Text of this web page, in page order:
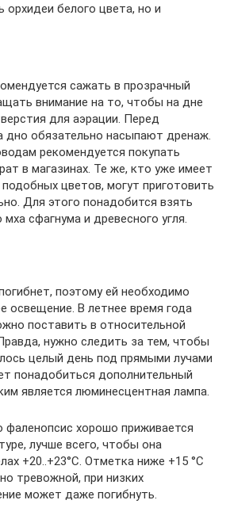
белого цвета, но и
сажать в прозрачный
внимание на то, чтобы на дне
для аэрации. Перед
дно обязательно насыпают дренаж.
рекомендуется покупать
в магазинах. Те же, кто уже имеет
цветов, могут приготовить
Для этого понадобится взять
мха сфагнума и древесного угля.
поэтому ей необходимо
освещение. В летнее время года
поставить в относительной
нужно следить за тем, чтобы
целый день под прямыми лучами
понадобиться дополнительный
является люминесцентная лампа.
хорошо приживается
лучше всего, чтобы она
+20..+23°C. Отметка ниже +15 °C
тревожной, при низких
может даже погибнуть.